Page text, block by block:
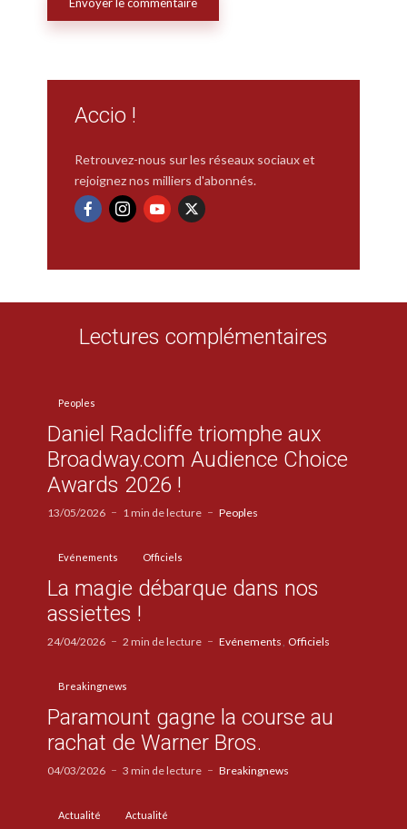
Accio !
Retrouvez-nous sur les réseaux sociaux et
rejoignez nos milliers d'abonnés.
Lectures complémentaires
Peoples
Daniel Radcliffe triomphe aux
Broadway.com Audience Choice
Awards 2026 !
13/05/2026 1 min de lecture Peoples
Evénements Officiels
La magie débarque dans nos
assiettes !
24/04/2026 2 min de lecture Evénements Officiels
Breakingnews
Paramount gagne la course au
rachat de Warner Bros.
04/03/2026 3 min de lecture Breakingnews
Actualité Actualité